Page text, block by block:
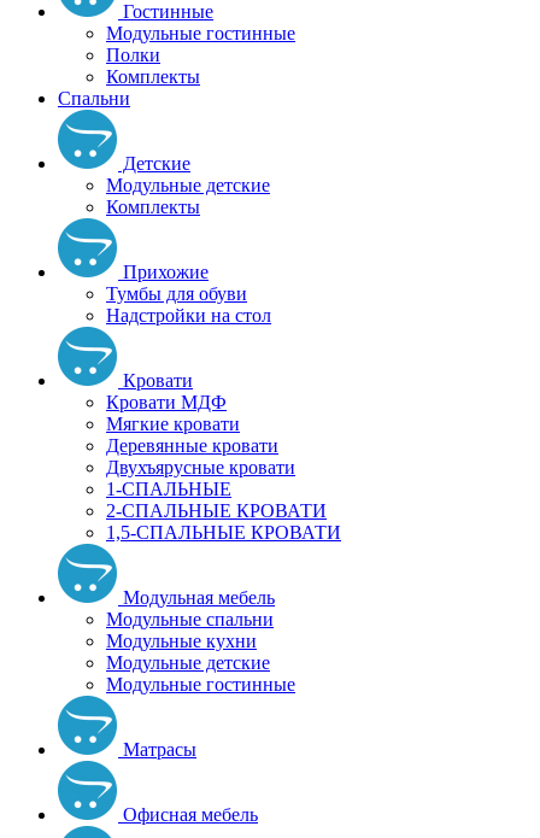
Гостинные
Модульные гостинные
Полки
Комплекты
Спальни
Детские
Модульные детские
Комплекты
Прихожие
Тумбы для обуви
Надстройки на стол
Кровати
Кровати МДФ
Мягкие кровати
Деревянные кровати
Двухъярусные кровати
1-СПАЛЬНЫЕ
2-СПАЛЬНЫЕ КРОВАТИ
1,5-СПАЛЬНЫЕ КРОВАТИ
Модульная мебель
Модульные спальни
Модульные кухни
Модульные детские
Модульные гостинные
Матрасы
Офисная мебель